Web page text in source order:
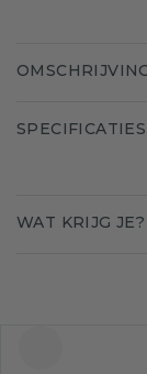
SPECIFICATIES
WAT KRIJG JE?